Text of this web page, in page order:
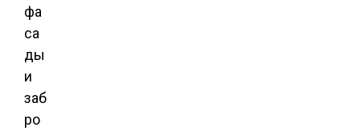
фа
са
ды
и
заб
ро